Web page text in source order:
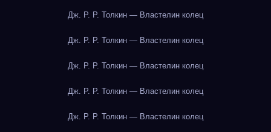
Дж. Р. Р. Толкин — Властелин колец
Дж. Р. Р. Толкин — Властелин колец
Дж. Р. Р. Толкин — Властелин колец
Дж. Р. Р. Толкин — Властелин колец
Дж. Р. Р. Толкин — Властелин колец